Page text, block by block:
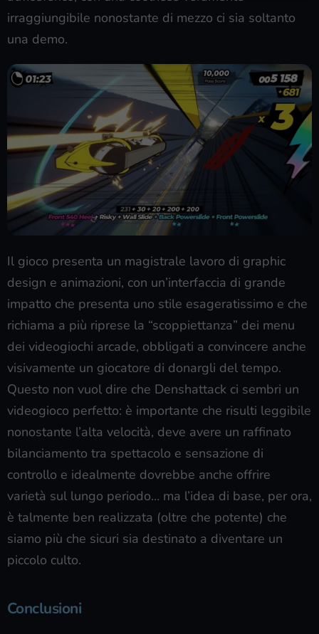
irraggiungibile nonostante di mezzo ci sia soltanto
una demo.
Il gioco presenta un magistrale lavoro di graphic
design e animazioni, con un’interfaccia di grande
impatto che presenta uno stile esageratissimo e che
richiama a più riprese la “scoppiettanza” dei menu
dei videogiochi arcade, obbligati a convincere anche
visivamente un giocatore di donargli del tempo.
Questo non vuol dire che Denshattack ci sembri un
videogioco perfetto: è importante che risulti leggibile
nonostante l’alta velocità, deve avere un raffinato
bilanciamento tra spettacolo e sensazione di
controllo e idealmente dovrebbe anche offrire
varietà sul lungo periodo… ma l’idea di base, per ora,
è talmente ben realizzata (oltre che potente) che
siamo più che sicuri sia destinato a diventare un
piccolo culto.
Conclusioni